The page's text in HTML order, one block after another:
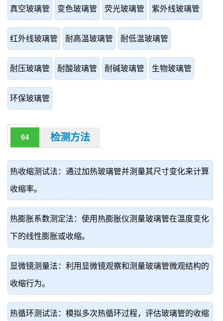
真空玻璃管 变色玻璃管 荧光玻璃管 紫外线玻璃管
红外线玻璃管 耐高温玻璃管 耐低温玻璃管
耐压玻璃管 耐酸玻璃管 耐碱玻璃管 生物玻璃管
环保玻璃管
04 检测方法
热收缩测试法：通过加热玻璃管并测量其尺寸变化来计算
收缩率。
热膨胀系数测定法：使用热膨胀仪测量玻璃管在温度变化
下的线性膨胀或收缩。
显微镜测量法：利用显微镜观察和测量玻璃管微观结构的
收缩行为。
热循环测试法：模拟多次热循环过程，评估玻璃管的收缩